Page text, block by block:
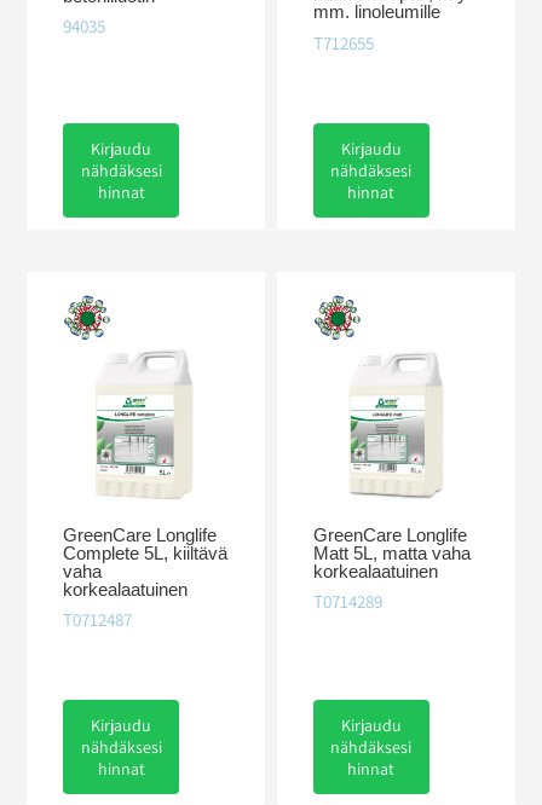
94035
Kirjaudu
nähdäksesi
hinnat
mm. linoleumille
T712655
Kirjaudu
nähdäksesi
hinnat
GreenCare Longlife
Complete 5L, kiiltävä
vaha
korkealaatuinen
T0712487
Kirjaudu
nähdäksesi
hinnat
GreenCare Longlife
Matt 5L, matta vaha
korkealaatuinen
T0714289
Kirjaudu
nähdäksesi
hinnat